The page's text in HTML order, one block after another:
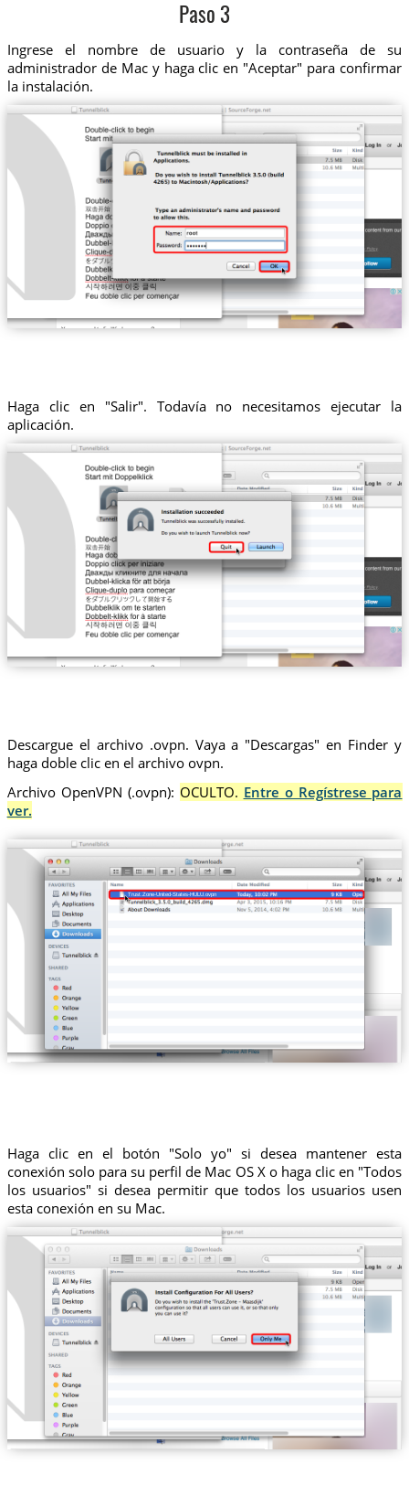
Paso 3
Ingrese el nombre de usuario y la contraseña de su
administrador de Mac y haga clic en "Aceptar" para confirmar
la instalación.
Haga clic en "Salir". Todavía no necesitamos ejecutar la
aplicación.
Descargue el archivo .ovpn. Vaya a "Descargas" en Finder y
haga doble clic en el archivo ovpn.
Archivo OpenVPN (.ovpn): OCULTO. Entre o Regístrese para
ver.
Trust.Zone-United-States-HULU.ovpn
Haga clic en el botón "Solo yo" si desea mantener esta
conexión solo para su perfil de Mac OS X o haga clic en "Todos
los usuarios" si desea permitir que todos los usuarios usen
esta conexión en su Mac.